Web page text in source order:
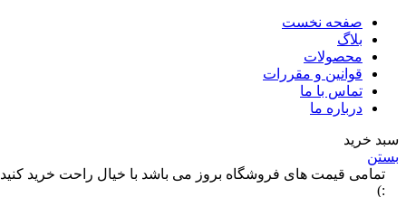
صفحه نخست
بلاگ
محصولات
قوانین و مقررات
تماس با ما
درباره ما
سبد خرید
بستن
تمامی قیمت های فروشگاه بروز می باشد با خیال راحت خرید کنید
:)